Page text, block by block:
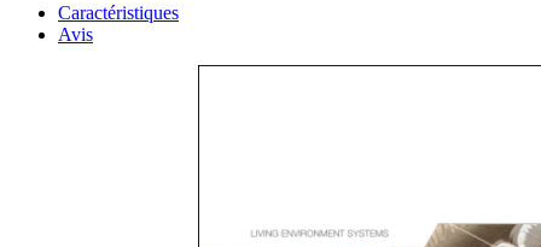
Caractéristiques
Avis